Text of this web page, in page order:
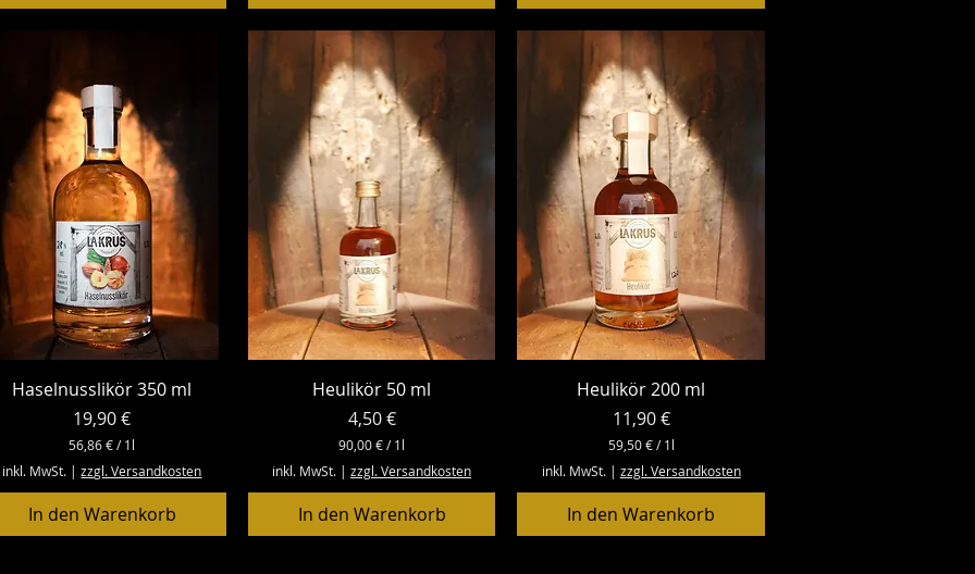
o
i
t
e
r
€
r
o
1
L
i
t
e
r
€
p
r
o
1
i
e
r
Schnellansicht
Haselnusslikör 350 ml
Preis
19,90 €
56,86 € /1l
5
6
,
8
6
inkl. MwSt. |zzgl. Versandkosten
In den Warenkorb
Schnellansicht
Heulikör 50 ml
Preis
4,50 €
90,00 €/1l
9
0
,
0
0
inkl. MwSt. |zzgl. Versandkosten
In den Warenkorb
Schnellansicht
Heulikör 200 ml
Preis
11,90 €
59,50 € /1l
5
9
,
5
0
inkl. MwSt.| zzgl. Versandkosten
In den Warenkorb